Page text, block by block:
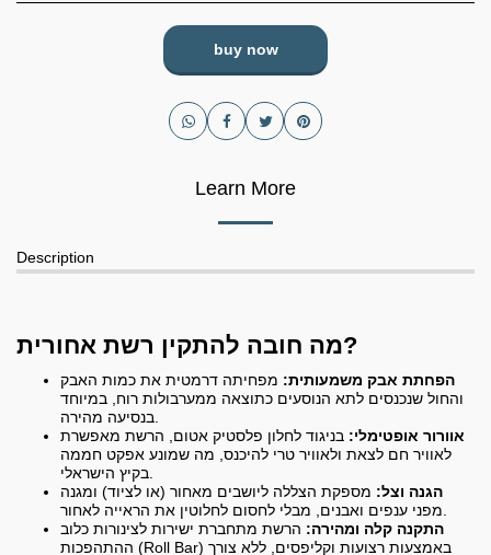
buy now
Learn More
Description
מה חובה להתקין רשת אחורית?
הפחתת אבק משמעותית: מפחיתה דרמטית את כמות האבק
והחול שנכנסים לתא הנוסעים כתוצאה ממערבולות רוח, במיוחד
אוורור אופטימלי: בניגוד לחלון פלסטיק אטום, הרשת מאפשרת
לאוויר חם לצאת ולאוויר טרי להיכנס, מה שמונע אפקט חממה
הגנה וצל: מספקת הצללה ליושבים מאחור (או לציוד) ומגנה
התקנה קלה ומהירה: הרשת מתחברת ישירות לצינורות כלוב
ההתהפכות (Roll Bar) באמצעות רצועות וקליפסים, ללא צורך